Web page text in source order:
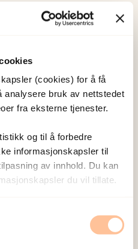
(cookies) for å få
analysere bruk av nettstedet
fra eksterne tjenester.
og til å forbedre
informasjonskapsler til
av innhold. Du kan
du vil tillate.
Larsen, Tore
emeritus